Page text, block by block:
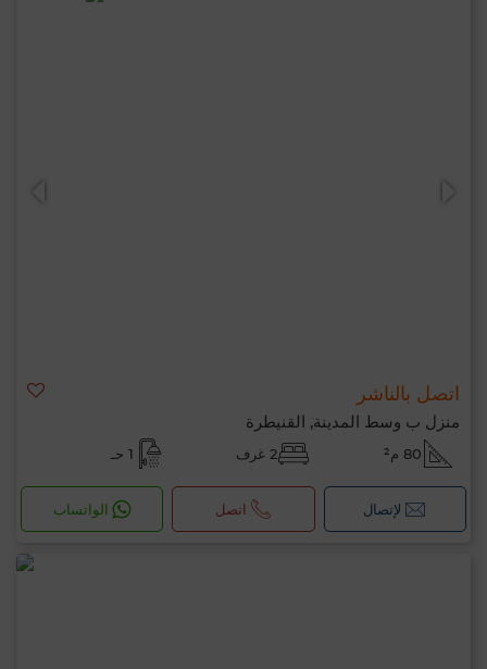
اتصل بالناشر
منزل ب وسط المدينة, القنيطرة
80 م² 2 غرف 1 حـ
لإتصال اتصل الواتساب